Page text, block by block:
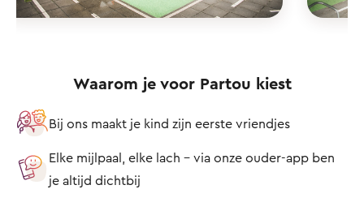
Waarom je voor Partou kiest
Bij ons maakt je kind zijn eerste vriendjes
Elke mijlpaal, elke lach – via onze ouder-app ben
je altijd dichtbij